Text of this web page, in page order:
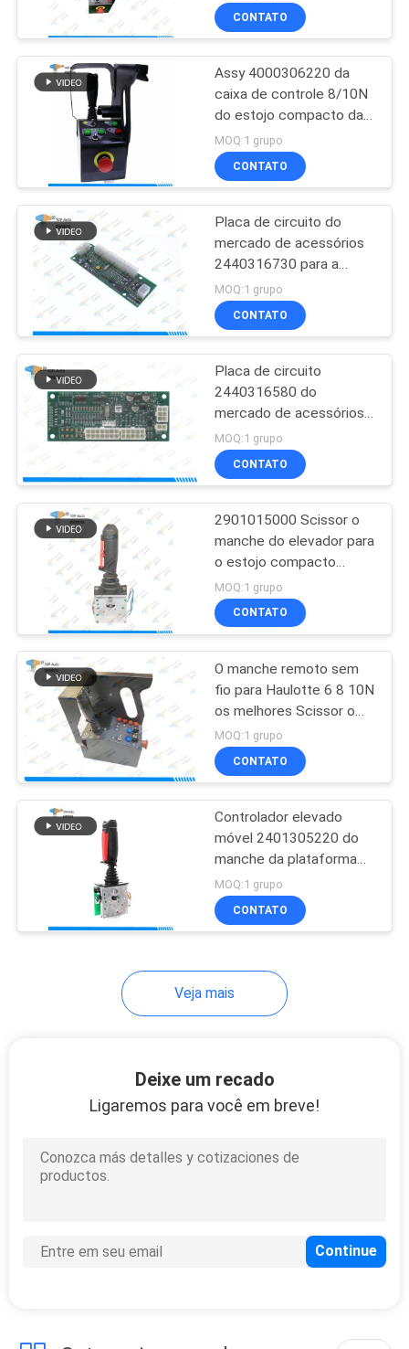
UMAS
CITAÇÕES
SITE
PRIVACY
POLICY
Controlador do
motor da C.C.
Decalque aéreo do
elevador
20
unidade de controle
eletrônica do ECU
Peças hidráulicas
da movimentação
Carregador de
bateria do elevador
Contator do
alavanca
CONTATO
Assy 4000306220 da
caixa de controle 8/10N
do estojo compacto da
situação ótima 6 de
Haulotte
MOQ:1 grupo
CONTATO
Placa de circuito do
mercado de acessórios
2440316730 para a
situação ótima
8/10/12/14 do estojo
compacto de Haulotte
MOQ:1 grupo
CONTATO
Placa de circuito
2440316580 do
mercado de acessórios
para o estojo compacto
8 de Haulotte/10/12/14
MOQ:1 grupo
CONTATO
2901015000 Scissor o
manche do elevador para
o estojo compacto
2247E 2277E 2032E
3347E 2747E de
Haulotte
MOQ:1 grupo
CONTATO
O manche remoto sem
fio para Haulotte 6 8 10N
os melhores Scissor o
elevador
MOQ:1 grupo
CONTATO
Controlador elevado
móvel 2401305220 do
manche da plataforma
de trabalho de Haulotte
MOQ:1 grupo
CONTATO
Veja mais
Deixe um recado
Ligaremos para você em breve!